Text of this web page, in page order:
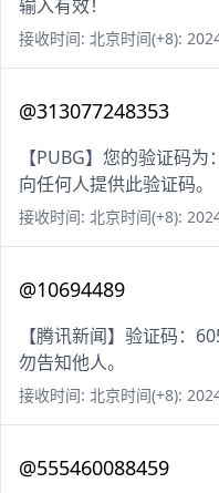
输入有效！
接收时间: 北京时间(+8):
@313077248353
【PUBG】您的验证码
向任何人提供此验证码。
接收时间: 北京时间(+8):
@10694489
【腾讯新闻】验证码：
勿告知他人。
接收时间: 北京时间(+8):
@555460088459